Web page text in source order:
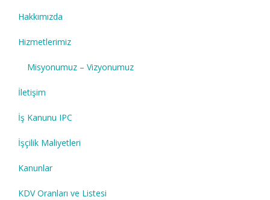
Hakkımızda
Hizmetlerimiz
Misyonumuz – Vizyonumuz
İletişim
İş Kanunu IPC
İşçilik Maliyetleri
Kanunlar
KDV Oranları ve Listesi